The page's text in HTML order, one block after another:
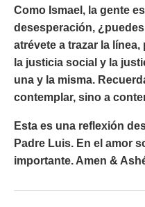
Como Ismael, la gente
desesperación,
atrévete a trazar la
la justicia social y la
una y la misma.
contemplar, sino a
Esta es una reflexión
Padre Luis. En el amor
importante. Amen &